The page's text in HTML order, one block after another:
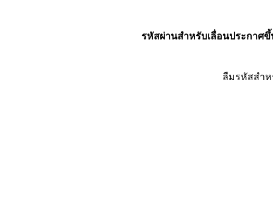
รหัสผ่านสำหรับเลื่อนประกาศขึ้
ลืมรหัสสำ